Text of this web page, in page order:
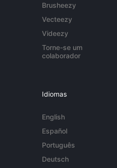
Brusheezy
Vecteezy
Videezy
Torne-se um
colaborador
Idiomas
English
Español
Português
Deutsch